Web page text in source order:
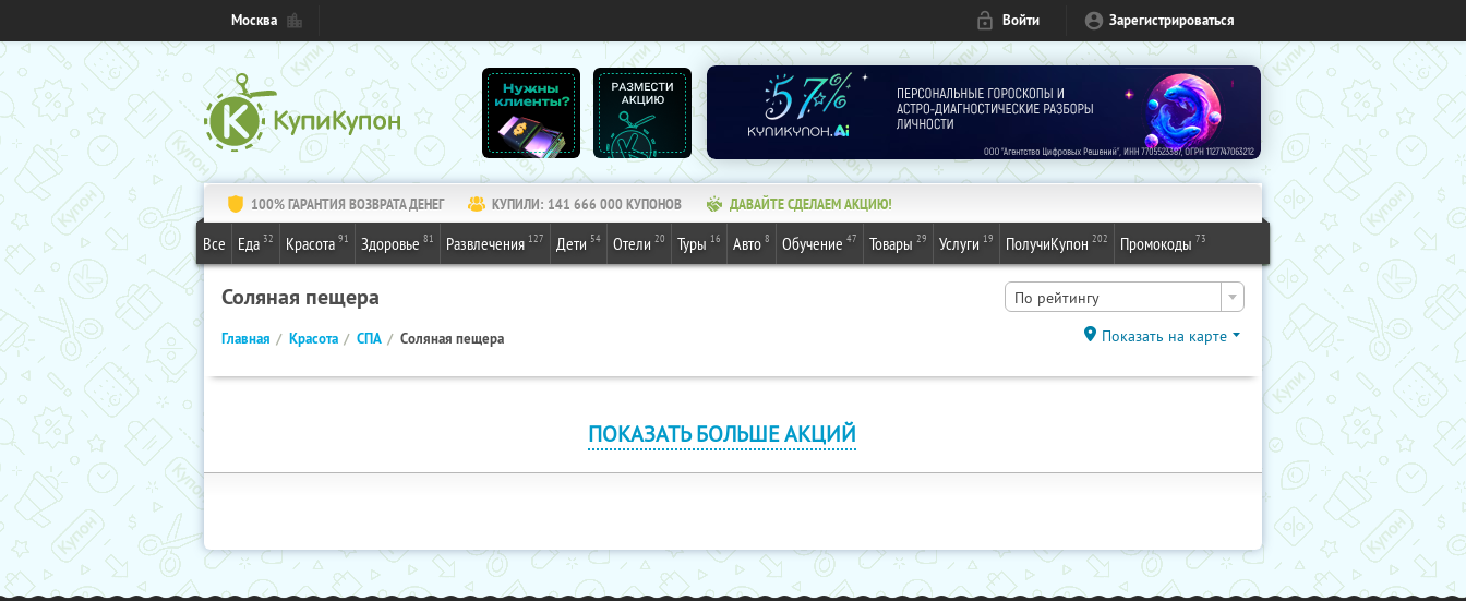
Москва Войти Зарегистрироваться
100% ГАРАНТИЯ ВОЗВРАТА ДЕНЕГ КУПИЛИ: 141 666 000КУПОНОВ ДАВАЙТЕ СДЕЛАЕМ АКЦИЮ!
Все Еда 32 Красота 91 Здоровье 81 Развлечения 127 Дети 54 Отели 20 Туры 16 Авто 8 Обучение 47 Товары 29 Услуги 19 ПолучиКупон 202 Промокоды 73
Соляная пещера По рейтингу
Главная Красота СПА Соляная пещера Показать на карте
ПОКАЗАТЬ БОЛЬШЕ АКЦИЙ